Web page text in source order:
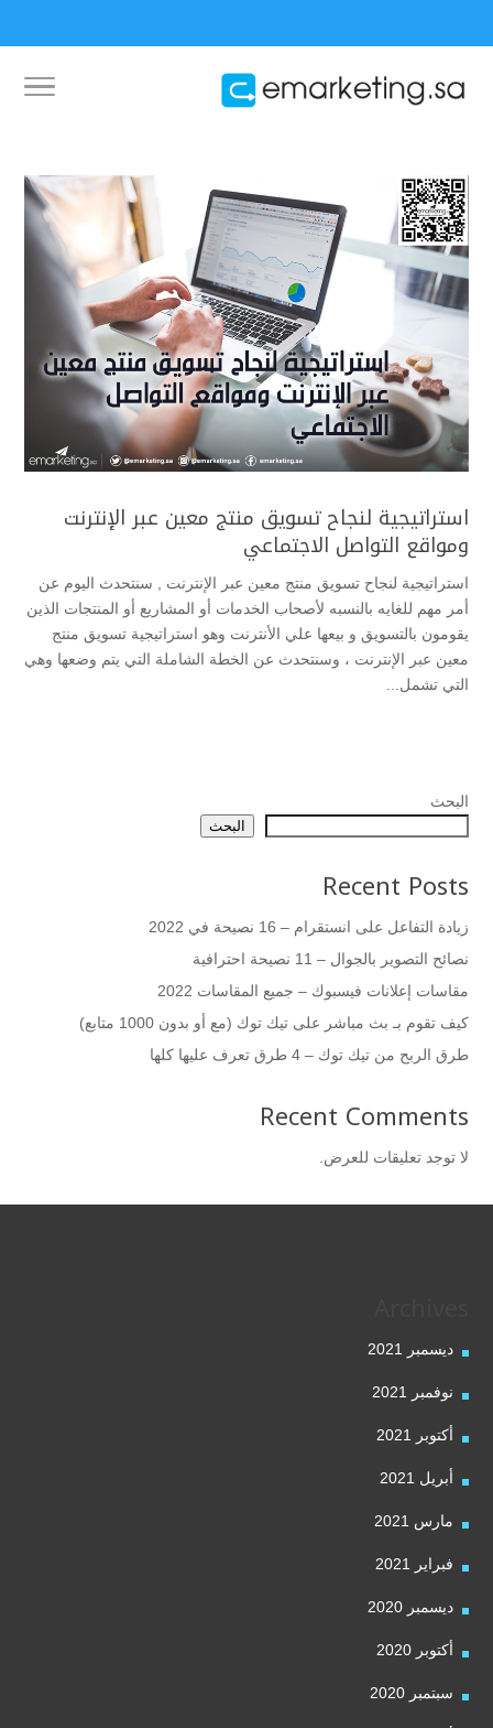
استراتيجية لنجاح تسويق منتج معين عبر الإنترنت
ومواقع التواصل الاجتماعي
استراتيجية لنجاح تسويق منتج معين عبر الإنترنت , سنتحدث اليوم عن
أمر مهم للغايه بالنسبه لأصحاب الخدمات أو المشاريع أو المنتجات الذين
يقومون بالتسويق و بيعها علي الأنترنت وهو استراتيجية تسويق منتج
معين عبر الإنترنت ، وسنتحدث عن الخطة الشاملة التي يتم وضعها وهي
التي تشمل...
البحث
البحث
Recent Posts
زيادة التفاعل على انستقرام – 16 نصيحة في 2022
نصائح التصوير بالجوال – 11 نصيحة احترافية
مقاسات إعلانات فيسبوك – جميع المقاسات 2022
كيف تقوم بـ بث مباشر على تيك توك (مع أو بدون 1000 متابع)
طرق الربح من تيك توك – 4 طرق تعرف عليها كلها
Recent Comments
لا توجد تعليقات للعرض.
ديسمبر 2021
نوفمبر 2021
أكتوبر 2021
أبريل 2021
مارس 2021
فبراير 2021
ديسمبر 2020
أكتوبر 2020
سبتمبر 2020